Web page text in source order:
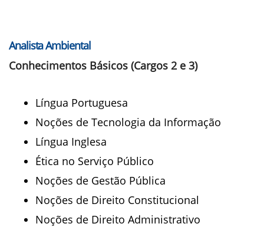
Analista Ambiental
Conhecimentos Básicos (Cargos 2 e 3)
Língua Portuguesa
Noções de Tecnologia da Informação
Língua Inglesa
Ética no Serviço Público
Noções de Gestão Pública
Noções de Direito Constitucional
Noções de Direito Administrativo